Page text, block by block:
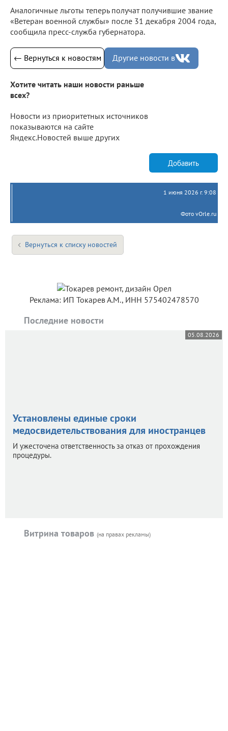
Аналогичные льготы теперь получат получившие звание
«Ветеран военной службы» после 31 декабря 2004 года,
сообщила пресс-служба губернатора.
← Вернуться к новостям Другие новости в
Хотите читать наши новости раньше
всех?
Новости из приоритетных источников
показываются на сайте
Яндекс.Новостей выше других
Добавить
1 июня 2026 г. 9:08
Фото vOrle.ru
Вернуться к списку новостей
Реклама: ИП Токарев А.М., ИНН 575402478570
Последние новости
05.08.2026
Установлены единые сроки
медосвидетельствования для иностранцев
И ужесточена ответственность за отказ от прохождения
процедуры.
Витрина товаров (на правах рекламы)